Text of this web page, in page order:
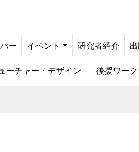
ー イベント 研究者紹介
ーチャー・デザイン 後援ワー